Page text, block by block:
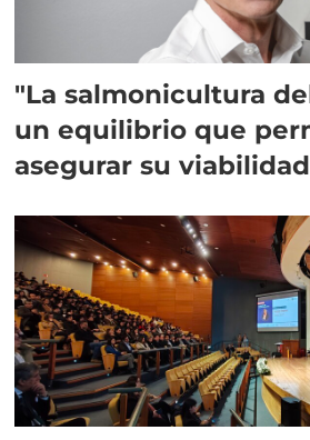
"La salmonicultura
un equilibrio que
asegurar su